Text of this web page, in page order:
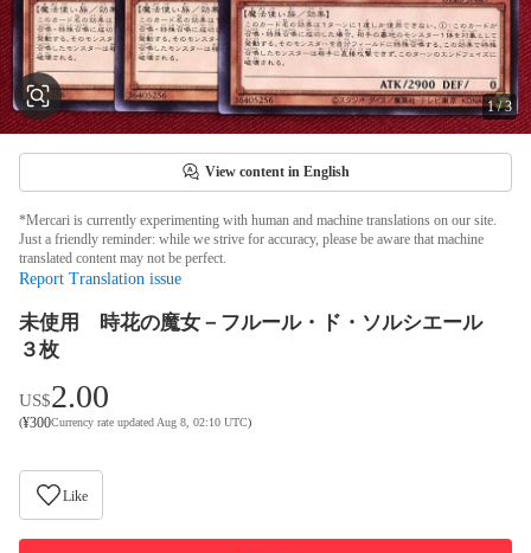
1/3
View content in English
*Mercari is currently experimenting with human and machine translations on our site.
Just a friendly reminder: while we strive for accuracy, please be aware that machine
translated content may not be perfect.
Report Translation issue
未使用 時花の魔女－フルール・ド・ソルシエール
３枚
US$2.00
(¥300Currency rate updated Aug 8, 02:10 UTC)
Like